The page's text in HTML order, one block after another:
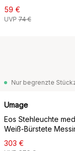
59 €
UVP 74 €
Umage
Eos Stehleuchte
Weiß-Bürstete
303 €